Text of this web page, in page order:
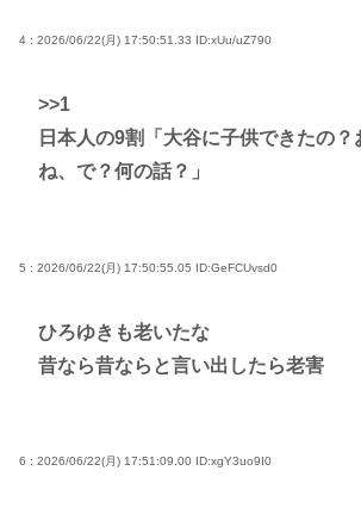
4 : 2026/06/22(月) 17:50:51.33 ID:xUu/uZ790
>>1
日本人の9割「大谷に子供できたの？
ね、で？何の話？」
5 : 2026/06/22(月) 17:50:55.05 ID:GeFCUvsd0
ひろゆきも老いたな
昔なら昔ならと言い出したら老害
6 : 2026/06/22(月) 17:51:09.00 ID:xgY3uo9I0